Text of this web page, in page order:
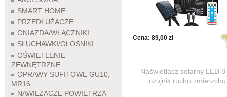
SMART HOME
PRZEDŁUŻACZE
GNIAZDA/WŁĄCZNIKI
SŁUCHAWKI/GŁOŚNIKI
OŚWIETLENIE
ZEWNĘTRZNE
OPRAWY SUFITOWE GU10,
MR16
NAWILŻACZE POWIETRZA
Cena: 89,00 zł
Naświetlacz solarny LED 8
czujnik ruchu zmierzchu